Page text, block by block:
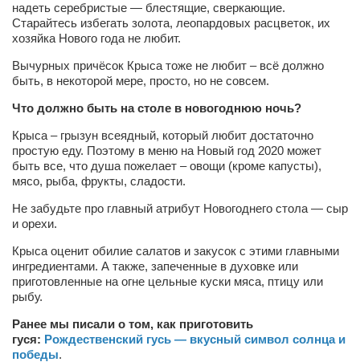
О нас
надеть серебристые — блестящие, сверкающие.
Старайтесь избегать золота, леопардовых расцветок, их
хозяйка Нового года не любит.
Вычурных причёсок Крыса тоже не любит – всё должно
быть, в некоторой мере, просто, но не совсем.
Что должно быть на столе в новогоднюю ночь?
Крыса – грызун всеядный, который любит достаточно
простую еду. Поэтому в меню на Новый год 2020 может
быть все, что душа пожелает – овощи (кроме капусты),
мясо, рыба, фрукты, сладости.
Не забудьте про главный атрибут Новогоднего стола — сыр
и орехи.
Крыса оценит обилие салатов и закусок с этими главными
ингредиентами. А также, запеченные в духовке или
приготовленные на огне цельные куски мяса, птицу или
рыбу.
Ранее мы писали о том, как приготовить
гуся: Рождественский гусь — вкусный символ солнца и
победы.